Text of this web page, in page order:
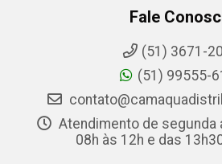
Fale
(51) 3671-
(51) 99555-
Atendimento de segunda
08h às 12h e das